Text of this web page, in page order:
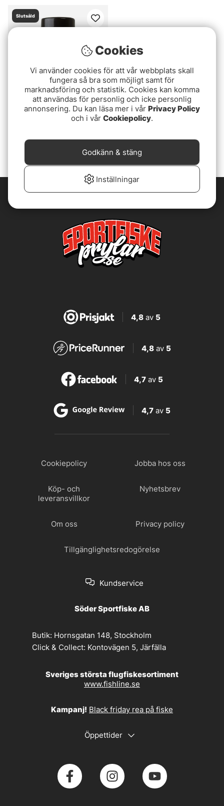
Slutsåld
Loon Swax High Tack
4,8av 5
4,8 av 5
4,7 av 5
4,7 av 5
Cookiepolicy Jobba hos oss
Köp- och
leveransvillkor
Nyhetsbrev
Om oss Privacy policy
Tillgänglighetsredogörelse
Kundservice
Söder Sportfiske AB
Butik: Hornsgatan 148, Stockholm
Click & Collect: Kontovägen 5, Järfälla
Sveriges största flugfiskesortiment
www.fishline.se
Kampanj! Black friday rea på fiske
Öppettider
Cookies
Vi använder cookies för att vår webbplats skall
fungera så bra som möjligt samt för
marknadsföring och statistik. Cookies kan komma
att användas för personlig och icke personlig
annonsering. Du kan läsa mer i vår Privacy Policy
och i vår Cookiepolicy.
Inställningar
Godkänn & stäng